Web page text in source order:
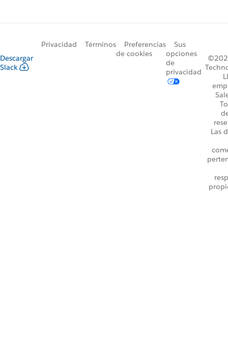
Descargar
Slack
Privacidad Términos
Preferencias
de cookies
Sus
opciones
de
privacidad
Las